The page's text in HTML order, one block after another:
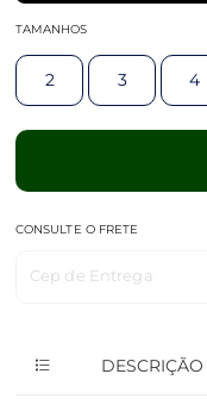
TAMANHOS
2 3 4
CONSULTE O FRETE
Cep de Entrega
DESCRIÇÃO